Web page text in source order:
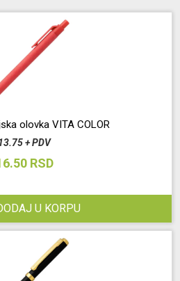
olovka VITA COLOR
+ PDV
RSD
U KORPU